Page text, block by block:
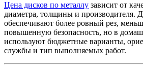
Цена дисков по металлу зависит от
диаметра, толщины и производителя.
обеспечивают более ровный рез,
повышенную безопасность, но в
используют бюджетные варианты,
службы и тип выполняемых работ.